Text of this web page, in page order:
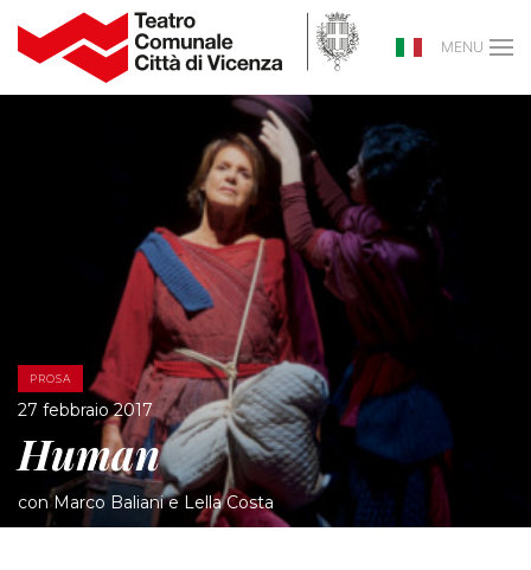
MENU
PROSA
27 febbraio 2017
Human
con Marco Baliani e Lella Costa